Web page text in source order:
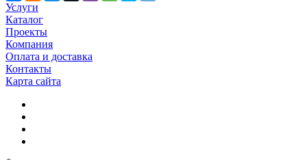
Услуги
Каталог
Проекты
Компания
Оплата и доставка
Контакты
Карта сайта